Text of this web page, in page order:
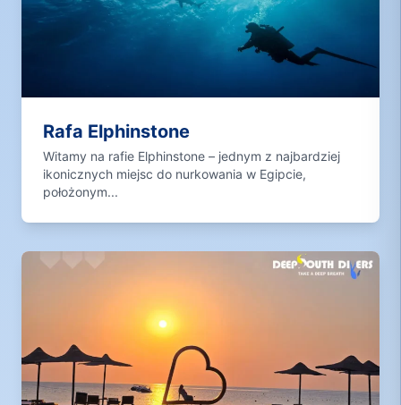
Rafa Elphinstone
Witamy na rafie Elphinstone – jednym z najbardziej
ikonicznych miejsc do nurkowania w Egipcie,
położonym...